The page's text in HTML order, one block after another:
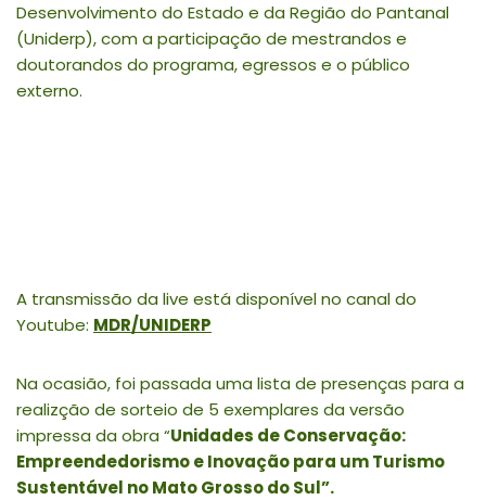
Desenvolvimento do Estado e da Região do Pantanal
(Uniderp), com a participação de mestrandos e
doutorandos do programa, egressos e o público
externo.
A transmissão da live está disponível no canal do
Youtube: MDR/UNIDERP
Na ocasião, foi passada uma lista de presenças para a
realizção de sorteio de 5 exemplares da versão
impressa da obra “Unidades de Conservação:
Empreendedorismo e Inovação para um Turismo
Sustentável no Mato Grosso do Sul”.